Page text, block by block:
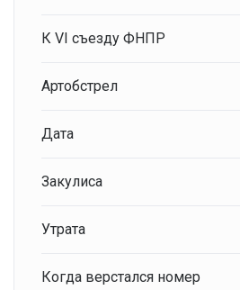
К VI съезду ФНПР
Артобстрел
Дата
Закулиса
Утрата
Когда верстался номер